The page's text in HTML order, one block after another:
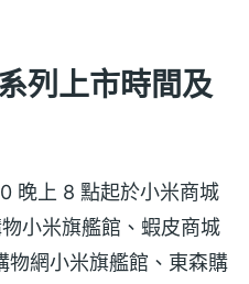
列上市時間及
晚上 8 點起於小米商城
小米旗艦館、蝦皮商城
網小米旗艦館、東森購